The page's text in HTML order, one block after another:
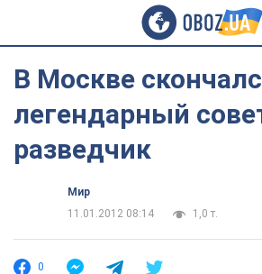
В Москве
легендарный
разведчик
Мир
11.01.2012 08:14
1,0 т.
0